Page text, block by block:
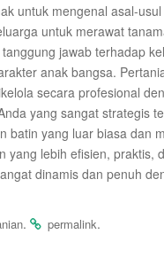
untuk mengenal asal-
untuk merawat
jawab terhadap
anak bangsa.
secara profesional
yang sangat strategis
batin yang luar biasa dan
yang lebih efisien,
dinamis dan penuh
. permalink.